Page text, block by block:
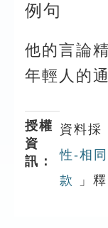
例句
他的言論
年輕人的
授權
資
訊：
資料採
性-相
款
」